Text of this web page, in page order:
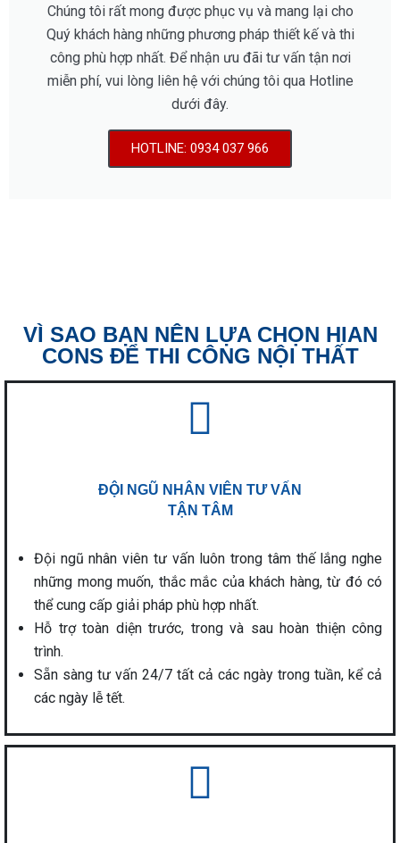
Chúng tôi rất mong được phục vụ và mang lại cho
Quý khách hàng những phương pháp thiết kế và thi
công phù hợp nhất. Để nhận ưu đãi tư vấn tận nơi
miễn phí, vui lòng liên hệ với chúng tôi qua Hotline
dưới đây.
HOTLINE: 0934 037 966
VÌ SAO BẠN NÊN LỰA CHỌN HIAN
CONS ĐỂ THI CÔNG NỘI THẤT
ĐỘI NGŨ NHÂN VIÊN TƯ VẤN
TẬN TÂM
Đội ngũ nhân viên tư vấn luôn trong tâm thế lắng nghe
những mong muốn, thắc mắc của khách hàng, từ đó có
thể cung cấp giải pháp phù hợp nhất.
Hỗ trợ toàn diện trước, trong và sau hoàn thiện công
trình.
Sẵn sàng tư vấn 24/7 tất cả các ngày trong tuần, kể cả
các ngày lễ tết.